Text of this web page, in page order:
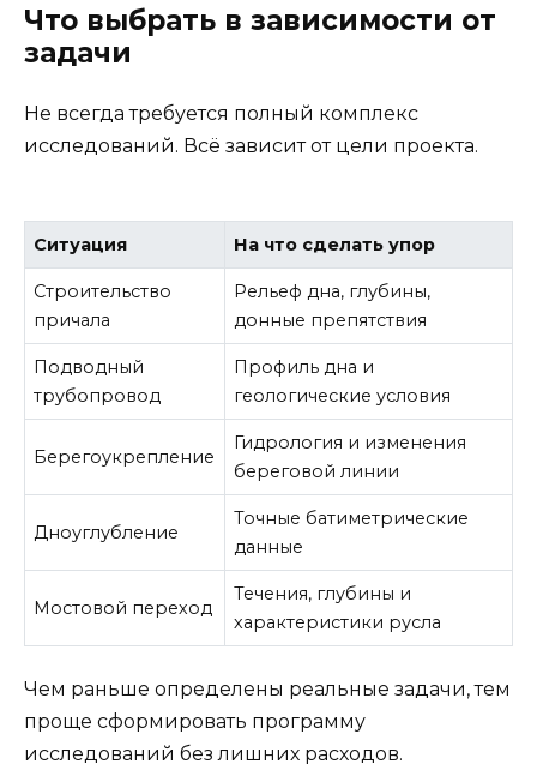
Что выбрать в зависимости от
задачи
Не всегда требуется полный комплекс
исследований. Всё зависит от цели проекта.
Ситуация На что сделать упор
Строительство
причала
Рельеф дна, глубины,
донные препятствия
Подводный
трубопровод
Профиль дна и
геологические условия
Берегоукрепление
Гидрология и изменения
береговой линии
Дноуглубление
Точные батиметрические
данные
Мостовой переход
Течения, глубины и
характеристики русла
Чем раньше определены реальные задачи, тем
проще сформировать программу
исследований без лишних расходов.